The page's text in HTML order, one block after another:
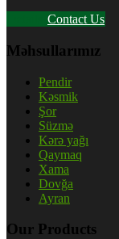
Contact Us
Məhsullarımız
Pendir
Kəsmik
Şor
Süzmə
Kərə yağı
Qaymaq
Xama
Dovğa
Ayran
Our Products